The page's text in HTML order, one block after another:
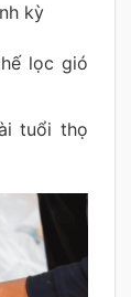
kỳ
lọc gió
tuổi thọ